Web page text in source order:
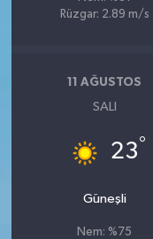
Rüzgar: 2.89 m/s
11 AĞUSTOS
SALI
23°
Güneşli
Nem: %75